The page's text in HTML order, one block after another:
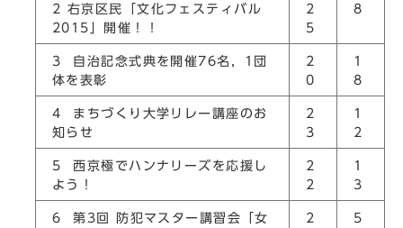
2 右京区民「文化フェスティバル
2015」開催！！
2
5
8
3 自治記念式典を開催76名，1団
体を表彰
2
0
1
8
4 まちづくり大学リレー講座のお
知らせ
2
3
1
2
5 西京極でハンナリーズを応援し
よう！
2
2
1
3
6 第3回 防犯マスター講習会「女
2
5